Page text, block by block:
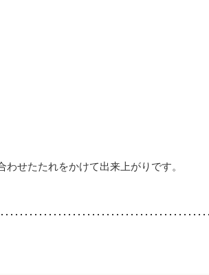
せたたれをかけて出来上がりです。